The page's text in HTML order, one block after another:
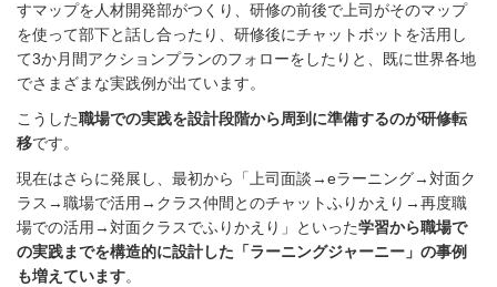
すマップを人材開発部がつくり、研修の前後で上司がそのマップ
を使って部下と話し合ったり、研修後にチャットボットを活用し
て3か月間アクションプランのフォローをしたりと、既に世界各地
でさまざまな実践例が出ています。
こうした職場での実践を設計段階から周到に準備するのが研修転
移です。
現在はさらに発展し、最初から「上司面談→eラーニング→対面ク
ラス→職場で活用→クラス仲間とのチャットふりかえり→再度職
場での活用→対面クラスでふりかえり」といった学習から職場で
の実践までを構造的に設計した「ラーニングジャーニー」の事例
も増えています。